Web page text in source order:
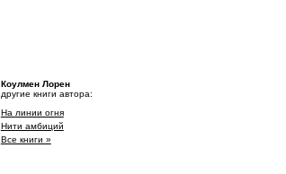
Коулмен Лорен
другие книги автора:
На линии огня
Нити амбиций
Все книги »